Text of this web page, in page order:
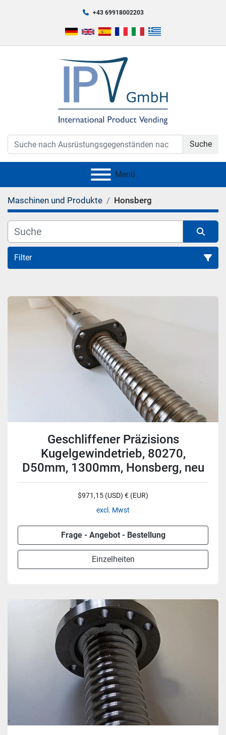
+43 69918002203
Suche
Menü
Maschinen und Produkte Honsberg
Filter
Sortieren nach
Geschliffener Präzisions
Kugelgewindetrieb, 80270,
D50mm, 1300mm, Honsberg, neu
$971,15 (USD) € (EUR)
excl. Mwst
Frage - Angebot - Bestellung
Einzelheiten